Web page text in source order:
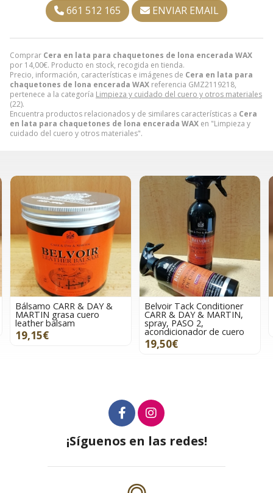
Comprar Cera en lata para chaquetones de lona encerada WAX
por 14,00€. Producto en stock, recogida en tienda.
Precio, información, características e imágenes de Cera en lata para
chaquetones de lona encerada WAX referencia GMZ2119218,
pertenece a la categoría Limpieza y cuidado del cuero y otros materiales
(22).
Encuentra productos relacionados y de similares características a Cera
en lata para chaquetones de lona encerada WAX en "Limpieza y
cuidado del cuero y otros materiales".
661 512 165 ENVIAR EMAIL
Belvoir Tack Conditioner
CARR & DAY & MARTIN,
spray, PASO 2,
acondicionador de cuero
19,50€
Jaboncillo CARR & DAY &
MARTIN 250ml
10,95€
¡Síguenos en las redes!